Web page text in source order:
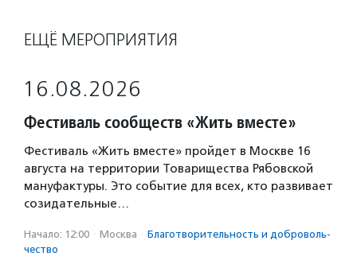
ЕЩЁ МЕРОПРИЯТИЯ
16.08.2026
Фестиваль сообществ «Жить вместе»
Фестиваль «Жить вместе» пройдет в Москве 16
августа на территории Товарищества Рябовской
мануфактуры. Это событие для всех, кто развивает
созидательные…
Начало: 12:00 · Москва · Благотвори­тель­ность и доброволь­
чест­во